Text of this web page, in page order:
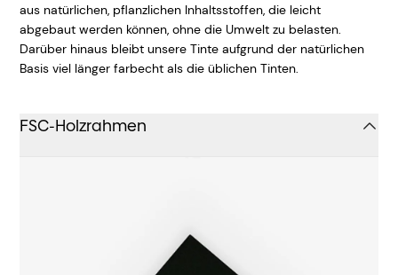
aus natürlichen, pflanzlichen Inhaltsstoffen, die leicht
abgebaut werden können, ohne die Umwelt zu belasten.
Darüber hinaus bleibt unsere Tinte aufgrund der natürlichen
Basis viel länger farbecht als die üblichen Tinten.
FSC-Holzrahmen